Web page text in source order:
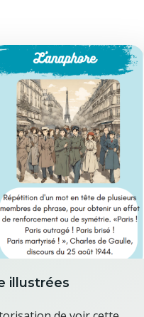
illustrées